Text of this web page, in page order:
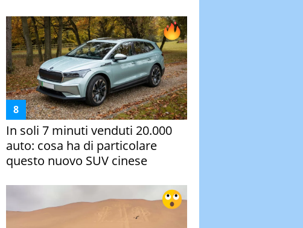
In soli 7 minuti venduti 20.000
auto: cosa ha di particolare
questo nuovo SUV cinese